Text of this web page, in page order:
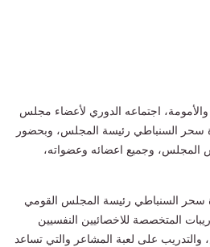
اجتماعه الدوري لأعضاء مجلس
سحر السنباطي رئيسة المجلس، وبحضور
المجلس، وجميع اعضائه وعضواته،
سحر السنباطي رئيسة المجلس القومي
المتخصصة للاخصائيين النفسيين
والتدريب على لعبة المشاعر والتي تساعد